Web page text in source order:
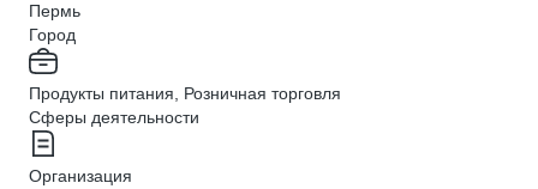
Пермь
Город
Продукты питания, Розничная торговля
Сферы деятельности
Организация